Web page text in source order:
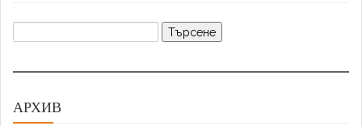
за:
АРХИВ